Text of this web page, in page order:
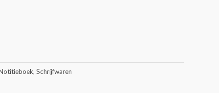
, Schrijfwaren